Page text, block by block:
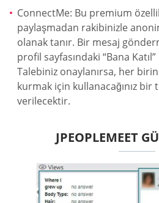
ConnectMe: Bu premium
paylaşmadan rakibinizle
olanak tanır. Bir mesaj
profil sayfasındaki “Bana
Talebiniz onaylanırsa, her
kurmak için kullanacağınız bir
verilecektir.
JPEOPLEMEET